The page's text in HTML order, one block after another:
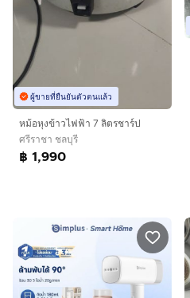
ผู้ขายที่ยืนยันตัวตนแล้ว
หม้อหุงข้าวไฟฟ้า 7 ลิตรชาร์ป
ศรีราชา ชลบุรี
฿ 1,990